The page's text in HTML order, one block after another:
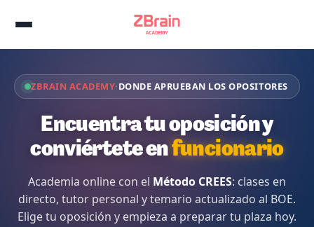
ZBRAIN ACADEMY·DONDE APRUEBAN LOS OPOSITORES
Encuentra tu oposición y
conviértete enfuncionario
Academia online con el Método CREES: clases en
directo, tutor personal y temario actualizado al BOE.
Elige tu oposición y empieza a preparar tu plaza hoy.